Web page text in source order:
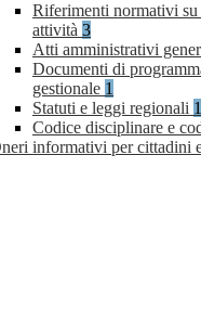
Riferimenti normativi su
attività 3
Atti amministrativi
Documenti di
gestionale 1
Statuti e leggi regionali 1
Codice disciplinare e
informativi per cittadini